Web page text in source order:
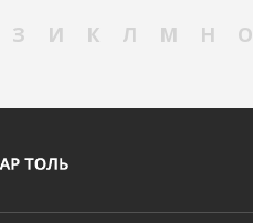
З И К Л М Н О